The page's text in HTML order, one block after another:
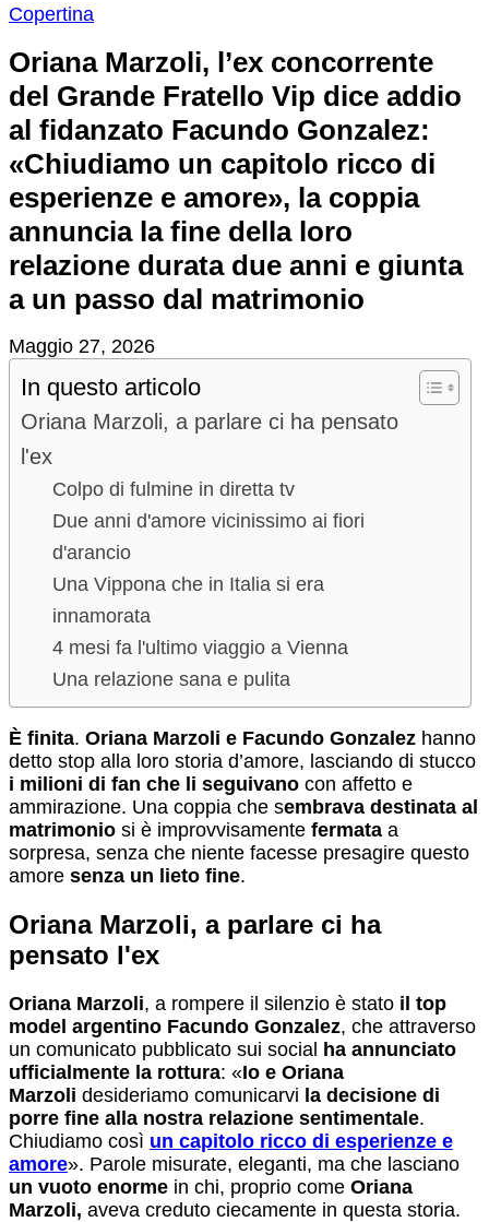
Copertina
Oriana Marzoli, l’ex concorrente
del Grande Fratello Vip dice addio
al fidanzato Facundo Gonzalez:
«Chiudiamo un capitolo ricco di
esperienze e amore», la coppia
annuncia la fine della loro
relazione durata due anni e giunta
a un passo dal matrimonio
Maggio 27, 2026
In questo articolo
Oriana Marzoli, a parlare ci ha pensato
l'ex
Colpo di fulmine in diretta tv
Due anni d'amore vicinissimo ai fiori
d'arancio
Una Vippona che in Italia si era
innamorata
4 mesi fa l'ultimo viaggio a Vienna
Una relazione sana e pulita
È finita. Oriana Marzoli e Facundo Gonzalez hanno
detto stop alla loro storia d’amore, lasciando di stucco
i milioni di fan che li seguivano con affetto e
ammirazione. Una coppia che sembrava destinata al
matrimonio si è improvvisamente fermata a
sorpresa, senza che niente facesse presagire questo
amore senza un lieto fine.
Oriana Marzoli, a parlare ci ha
pensato l'ex
Oriana Marzoli, a rompere il silenzio è stato il top
model argentino Facundo Gonzalez, che attraverso
un comunicato pubblicato sui social ha annunciato
ufficialmente la rottura: «Io e Oriana
Marzoli desideriamo comunicarvi la decisione di
porre fine alla nostra relazione sentimentale.
Chiudiamo così un capitolo ricco di esperienze e
amore». Parole misurate, eleganti, ma che lasciano
un vuoto enorme in chi, proprio come Oriana
Marzoli, aveva creduto ciecamente in questa storia.